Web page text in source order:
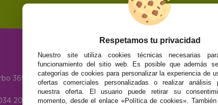
36940 Cangas
204
NOSOTROS
Quiénes somos
Info
Respetamos tu privacidad
Nuestro site utiliza cookies técnicas necesarias
funcionamiento del sitio web. Es posible que además
categorías de cookies para personalizar la experiencia de
ofertas comerciales personalizadas o realizar análisis
nuestra oferta. El usuario puede retirar su
momento, desde el enlace «Política de cookies». También